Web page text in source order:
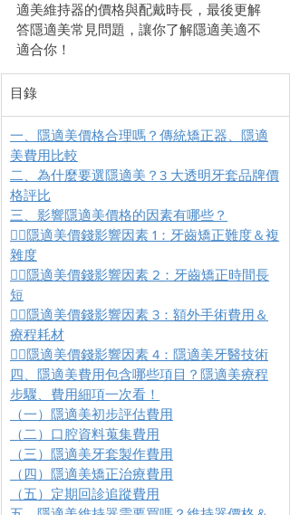
適美維持器的價格與配戴時長，最後更解
答隱適美常見問題，讓你了解隱適美適不
適合你！
目錄
一、隱適美價格合理嗎？傳統矯正器、隱適
美費用比較
二、為什麼要選隱適美？3 大透明牙套品牌價
格評比
三、影響隱適美價格的因素有哪些？
👩‍⚕️隱適美價錢影響因素 1：牙齒矯正難度＆複
雜度
👩‍⚕️隱適美價錢影響因素 2：牙齒矯正時間長
短
👩‍⚕️隱適美價錢影響因素 3：額外手術費用＆
療程耗材
👩‍⚕️隱適美價錢影響因素 4：隱適美牙醫技術
四、隱適美費用包含哪些項目？隱適美療程
步驟、費用細項一次看！
（一）隱適美初步評估費用
（二）口腔資料蒐集費用
（三）隱適美牙套製作費用
（四）隱適美矯正治療費用
（五）定期回診追蹤費用